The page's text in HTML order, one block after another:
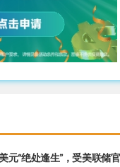
处逢生”，受美联储官员鹰派讲话支撑